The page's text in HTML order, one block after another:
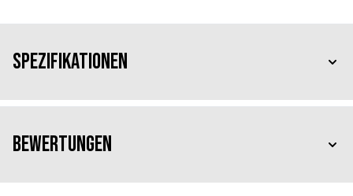
Spezifikationen
Bewertungen